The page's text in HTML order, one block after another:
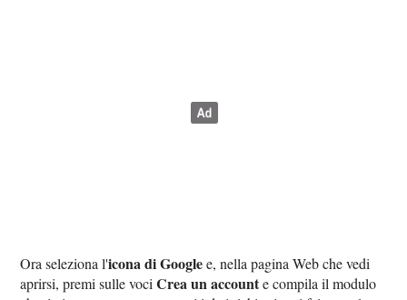
Ora seleziona l'icona di Googlee, nella pagina Web che vedi
aprirsi, premi sulle vociCrea un accounte compila il modulo